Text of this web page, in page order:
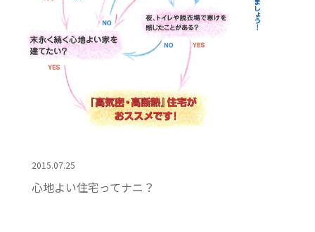
2015.07.25
心地よい住宅ってナニ？